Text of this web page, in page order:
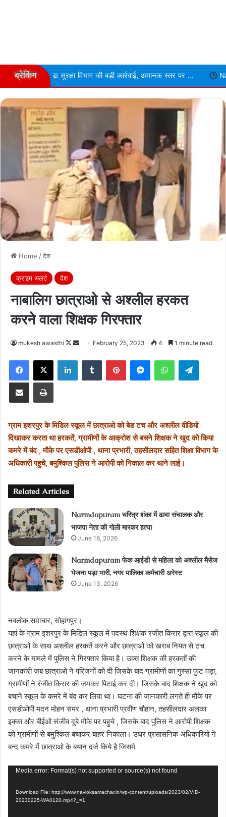
ब्रेकिंग
विभाग की बड़ी कार्रवाई, अमानक स्तर पर ... Narmdapuram चरित्र
Home /देश
क्राइम अलर्ट देश
नाबालिग छात्राओ से अश्लील हरकत
करने वाला शिक्षक गिरफ्तार
mukesh awasthi
Follow
Send
email
February 25, 2023 4 1 minute read
Facebook
X LinkedInTumblr PinterestMessengerWhatsApp
Share via Email Print
ग्राम इशरपुर के मिडिल स्कूल में छात्राओ को बेड टच और अश्लील वीडियो
दिखाकर करता था हरकतें, ग्रामीणों के आक्रोश से बचने शिक्षक ने खुद को किया
कमरे में बंद , मौके पर एसडीओपी , थाना प्रभारी, तहसीलदार सहित शिक्षा विभाग के
अधिकारी पहुचे, बमुश्किल पुलिस ने आरोपी को निकाल कर थाने लाई।
Related Articles
Narmdapuram चरित्र शंका में ढावा संचालक और
भाजपा नेता की गोली मारकर हत्या
June 18, 2026
Narmdapuram फेक आईडी से महिला को अश्लील मैसेज
भेजना पड़ा भारी, नगर पालिका कर्मचारी अरेस्ट
June 13, 2026
नवलोक समाचार, सोहागपुर।
यहां के ग्राम इशरपुर के मिडिल स्कूल में पदस्थ शिक्षक रंजीत किरार द्वारा स्कूल की
छात्राओ के साथ अश्लील हरकतें करने और छात्राओ को खराब नियत से टच
करने के मामले में पुलिस ने गिरफ्तार किया है। उक्त शिक्षक की हरकतों की
जानकारी जब छात्राओ ने परिजनों को दी जिसके बाद ग्रामीणों का गुस्सा फुट पड़ा,
ग्रामीणों ने रंजीत किरार की जमकर पिटाई कर दी। जिसके बाद शिक्षक ने खुद को
बचाने स्कूल के कमरे में बंद कर लिया था। घटना की जानकारी लगते ही मौके पर
एसडीओपी मदन मोहन समर , थाना प्रभारी प्रवीण चौहान, तहसीलदार अलका
इक्का और बीईओ संजीव दुबे मौके पर पहुचे , जिसके बाद पुलिस ने आरोपी शिक्षक
को ग्रामीणों से बमुश्किल बचाकर बाहर निकाला। उधर प्रसासनिक अधिकारियों ने
बन्द कमरे में छात्राओ के बयान दर्ज किये है जिसमे
Video
Media error: Format(s) not supported or source(s) not found
Download File: http://www.navloksamachar.in/wp-content/uploads/2023/02/VID-
20230225-WA0120.mp4?_=1